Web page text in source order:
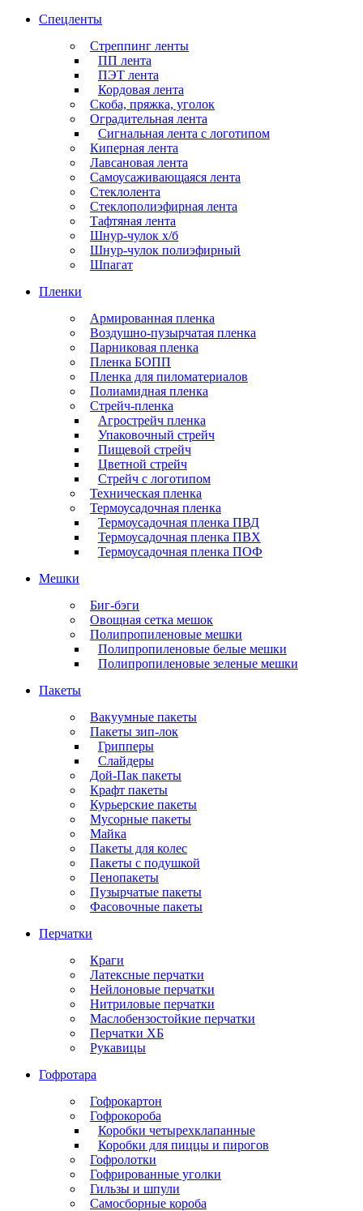
Спецленты
Стреппинг ленты
ПП лента
ПЭТ лента
Кордовая лента
Скоба, пряжка, уголок
Оградительная лента
Сигнальная лента с логотипом
Киперная лента
Лавсановая лента
Самоусаживающаяся лента
Стеклолента
Стеклополиэфирная лента
Тафтяная лента
Шнур-чулок х/б
Шнур-чулок полиэфирный
Шпагат
Пленки
Армированная пленка
Воздушно-пузырчатая пленка
Парниковая пленка
Пленка БОПП
Пленка для пиломатериалов
Полиамидная пленка
Стрейч-пленка
Агрострейч пленка
Упаковочный стрейч
Пищевой стрейч
Цветной стрейч
Стрейч с логотипом
Техническая пленка
Термоусадочная пленка
Термоусадочная пленка ПВД
Термоусадочная пленка ПВХ
Термоусадочная пленка ПОФ
Мешки
Биг-бэги
Овощная сетка мешок
Полипропиленовые мешки
Полипропиленовые белые мешки
Полипропиленовые зеленые мешки
Пакеты
Вакуумные пакеты
Пакеты зип-лок
Грипперы
Слайдеры
Дой-Пак пакеты
Крафт пакеты
Курьерские пакеты
Мусорные пакеты
Майка
Пакеты для колес
Пакеты с подушкой
Пенопакеты
Пузырчатые пакеты
Фасовочные пакеты
Перчатки
Краги
Латексные перчатки
Нейлоновые перчатки
Нитриловые перчатки
Маслобензостойкие перчатки
Перчатки ХБ
Рукавицы
Гофротара
Гофрокартон
Гофрокороба
Коробки четырехклапанные
Коробки для пиццы и пирогов
Гофролотки
Гофрированные уголки
Гильзы и шпули
Самосборные короба